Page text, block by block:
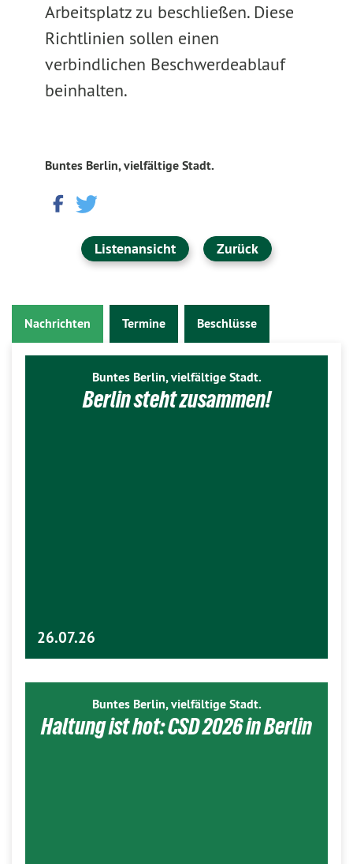
Arbeitsplatz zu beschließen. Diese
Richtlinien sollen einen
verbindlichen Beschwerdeablauf
beinhalten.
Buntes Berlin, vielfältige Stadt.
Listenansicht Zurück
Nachrichten Termine Beschlüsse
Buntes Berlin, vielfältige Stadt.
Berlin steht zusammen!
26.07.26
Buntes Berlin, vielfältige Stadt.
Haltung ist hot: CSD 2026 in Berlin